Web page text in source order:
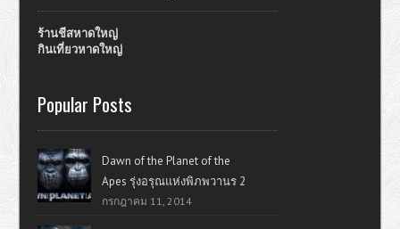
ร้านชีสหาดใหญ่
กินเที่ยวหาดใหญ่
Popular Posts
Dawn of the Planet of the
Apes รุ่งอรุณแห่งพิภพวานร 2
กรกฎาคม 11, 2014